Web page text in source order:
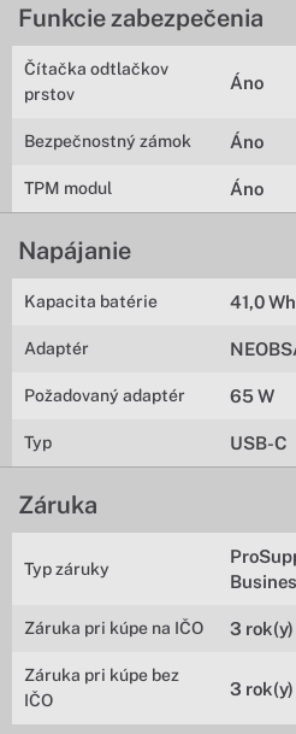
Funkcie zabezpečenia
Čítačka odtlačkov
prstov
Áno
Bezpečnostný zámok Áno
TPM modul Áno
Napájanie
Kapacita batérie 41,0
Adaptér
Požadovaný adaptér 65 W
Typ USB-C
Záruka
Typ záruky
Záruka pri kúpe na IČO 3 rok(y)
Záruka pri kúpe bez
IČO
3 rok(y)